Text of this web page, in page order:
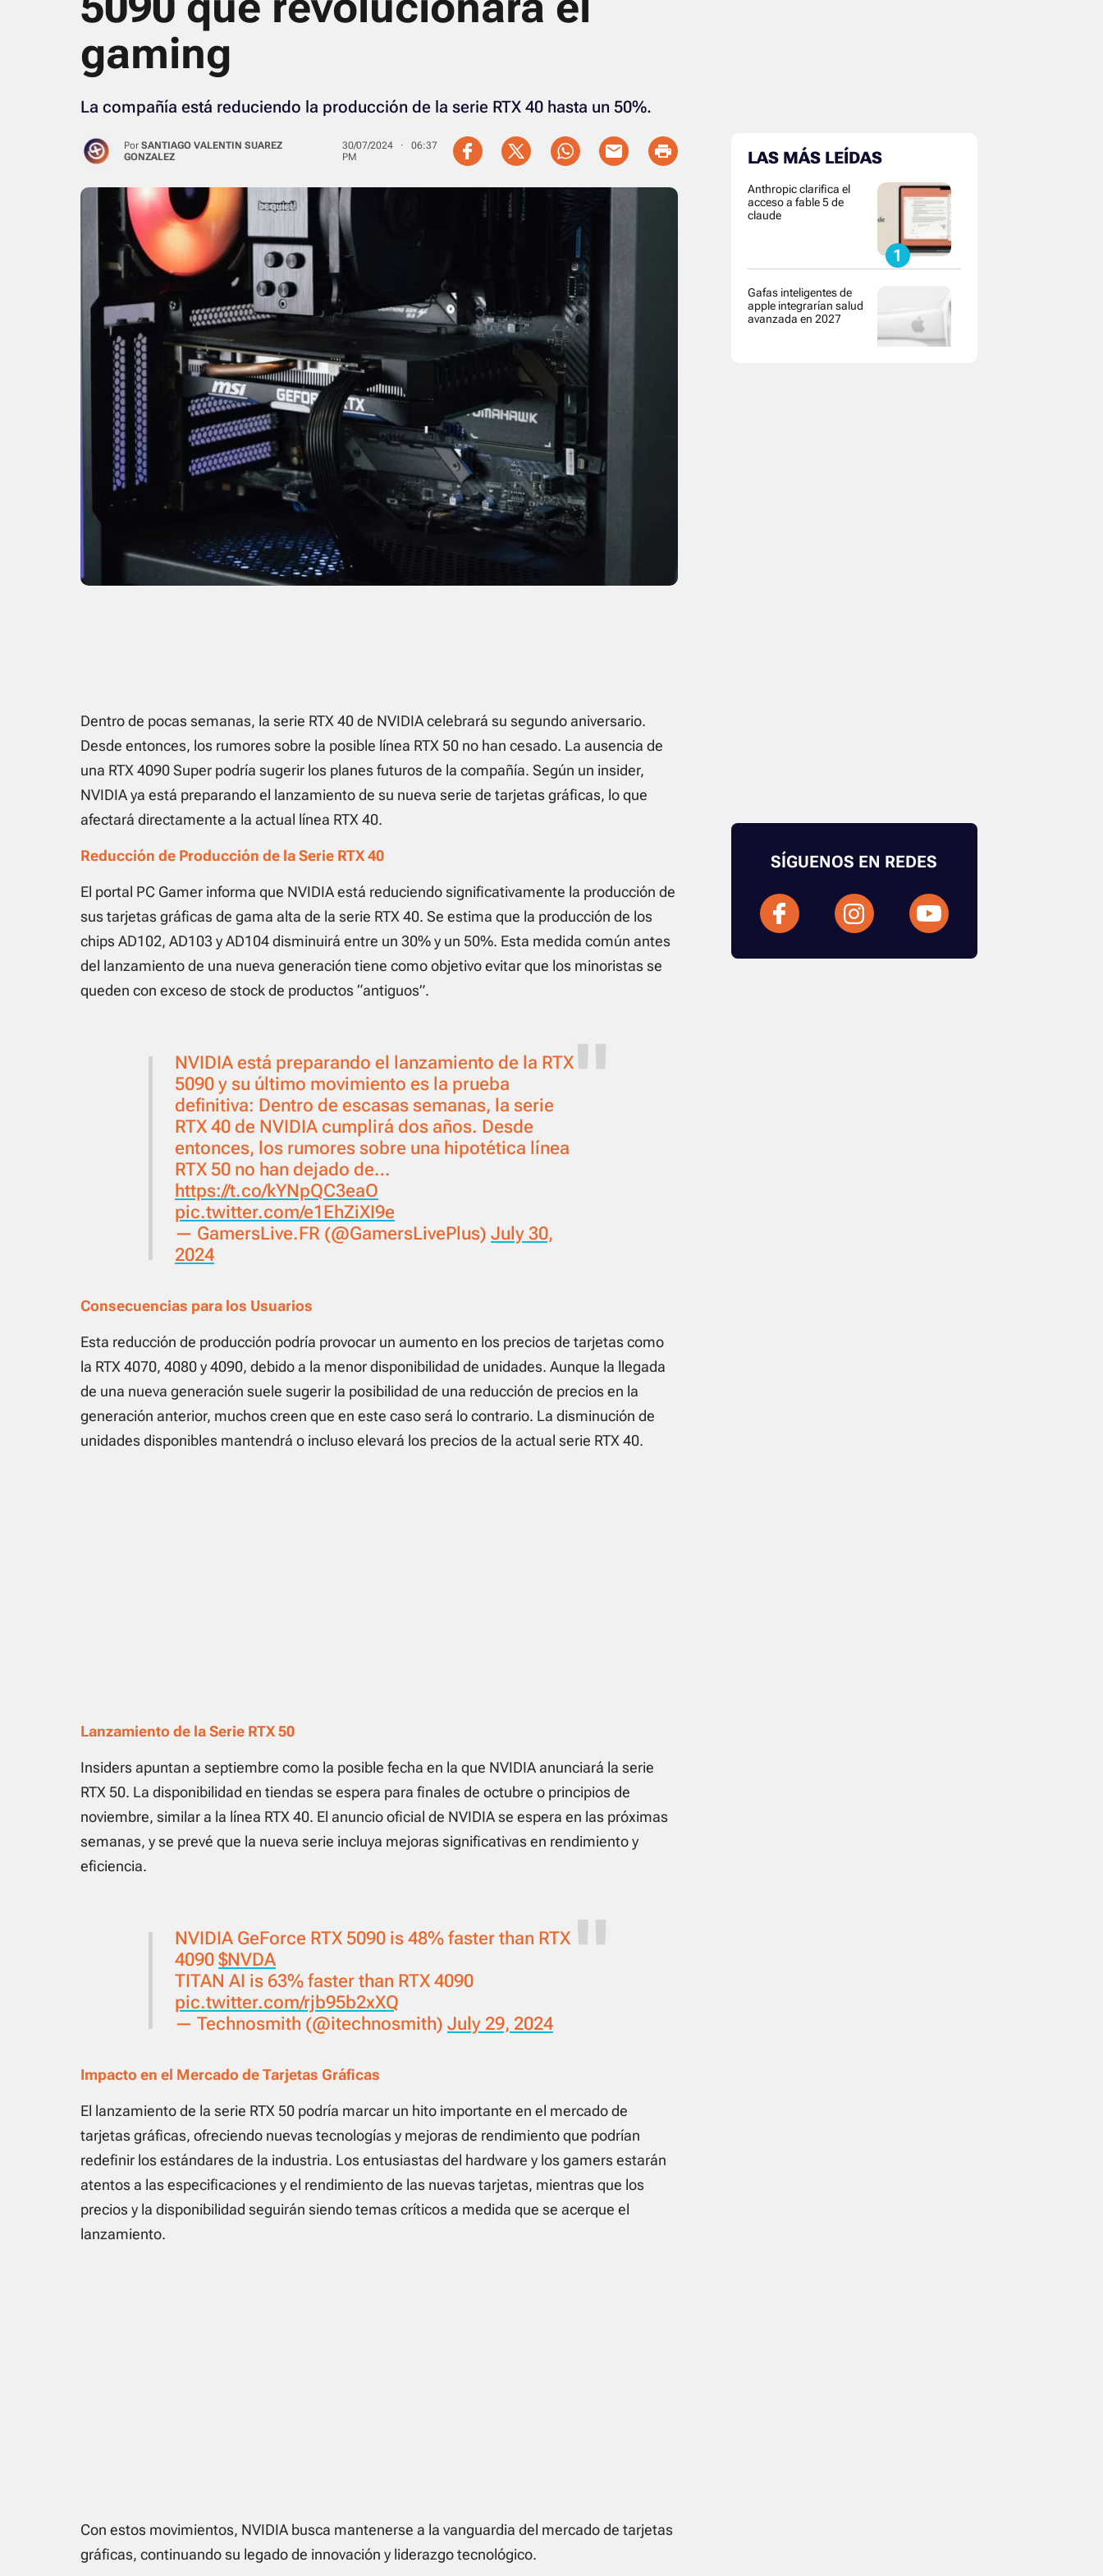
gaming
La compañía está reduciendo la producción de la serie RTX 40 hasta un 50%.
PorSANTIAGO VALENTIN SUAREZ
GONZALEZ
30/07/2024 · 06:37
PM
Dentro de pocas semanas, la serie RTX 40 de NVIDIA celebrará su segundo aniversario.
Desde entonces, los rumores sobre la posible línea RTX 50 no han cesado. La ausencia de
una RTX 4090 Super podría sugerir los planes futuros de la compañía. Según un insider,
NVIDIA ya está preparando el lanzamiento de su nueva serie de tarjetas gráficas, lo que
afectará directamente a la actual línea RTX 40.
Reducción de Producción de la Serie RTX 40
El portal PC Gamer informa que NVIDIA está reduciendo significativamente la producción de
sus tarjetas gráficas de gama alta de la serie RTX 40. Se estima que la producción de los
chips AD102, AD103 y AD104 disminuirá entre un 30% y un 50%. Esta medida común antes
del lanzamiento de una nueva generación tiene como objetivo evitar que los minoristas se
queden con exceso de stock de productos “antiguos”.
NVIDIA está preparando el lanzamiento de la RTX
5090 y su último movimiento es la prueba
definitiva: Dentro de escasas semanas, la serie
RTX 40 de NVIDIA cumplirá dos años. Desde
entonces, los rumores sobre una hipotética línea
RTX 50 no han dejado de…
https://t.co/kYNpQC3eaO
pic.twitter.com/e1EhZiXI9e
— GamersLive.FR (@GamersLivePlus) July 30,
2024
Consecuencias para los Usuarios
Esta reducción de producción podría provocar un aumento en los precios de tarjetas como
la RTX 4070, 4080 y 4090, debido a la menor disponibilidad de unidades. Aunque la llegada
de una nueva generación suele sugerir la posibilidad de una reducción de precios en la
generación anterior, muchos creen que en este caso será lo contrario. La disminución de
unidades disponibles mantendrá o incluso elevará los precios de la actual serie RTX 40.
Lanzamiento de la Serie RTX 50
Insiders apuntan a septiembre como la posible fecha en la que NVIDIA anunciará la serie
RTX 50. La disponibilidad en tiendas se espera para finales de octubre o principios de
noviembre, similar a la línea RTX 40. El anuncio oficial de NVIDIA se espera en las próximas
semanas, y se prevé que la nueva serie incluya mejoras significativas en rendimiento y
eficiencia.
NVIDIA GeForce RTX 5090 is 48% faster than RTX
4090 $NVDA
TITAN AI is 63% faster than RTX 4090
pic.twitter.com/rjb95b2xXQ
— Technosmith (@itechnosmith) July 29, 2024
Impacto en el Mercado de Tarjetas Gráficas
El lanzamiento de la serie RTX 50 podría marcar un hito importante en el mercado de
tarjetas gráficas, ofreciendo nuevas tecnologías y mejoras de rendimiento que podrían
redefinir los estándares de la industria. Los entusiastas del hardware y los gamers estarán
atentos a las especificaciones y el rendimiento de las nuevas tarjetas, mientras que los
precios y la disponibilidad seguirán siendo temas críticos a medida que se acerque el
lanzamiento.
Con estos movimientos, NVIDIA busca mantenerse a la vanguardia del mercado de tarjetas
gráficas, continuando su legado de innovación y liderazgo tecnológico.
LAS MÁS LEÍDAS
Anthropic clarifica el
acceso a fable 5 de
claude
Gafas inteligentes de
apple integrarían salud
avanzada en 2027
SÍGUENOS EN REDES